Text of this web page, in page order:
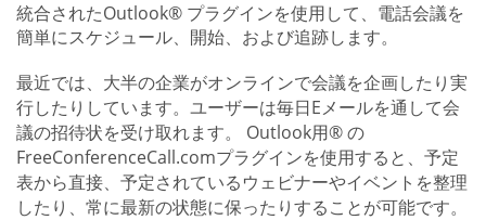
開
統合されたOutlook® プラグインを使用して、電話会議を
簡単にスケジュール、開始、および追跡します。
最近では、大半の企業がオンラインで会議を企画したり実
行したりしています。ユーザーは毎日Eメールを通して会
議の招待状を受け取れます。 Outlook用® の
FreeConferenceCall.comプラグインを使用すると、予定
表から直接、予定されているウェビナーやイベントを整理
したり、常に最新の状態に保ったりすることが可能です。